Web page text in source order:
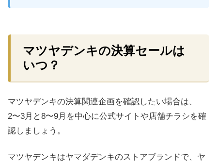
マツヤデンキの決算セールは
いつ？
マツヤデンキの決算関連企画を確認したい場合は、
2〜3月と8〜9月を中心に公式サイトや店舗チラシを確
認しましょう。
マツヤデンキはヤマダデンキのストアブランドで、ヤ